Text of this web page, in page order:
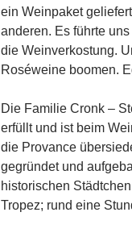
ein Weinpaket
anderen. Es führte
die Weinverkostung.
Roséweine boomen.
Die Familie Cronk –
erfüllt und ist beim
die Provance
gegründet und
historischen
Tropez; rund eine